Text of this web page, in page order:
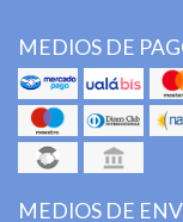
MEDIOS DE
MEDIOS DE